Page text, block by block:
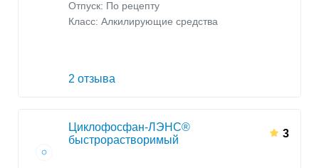
Отпуск: По рецепту
Класс: Алкилирующие средства
2 отзыва
Циклофосфан-ЛЭНС®
быстрорастворимый
3